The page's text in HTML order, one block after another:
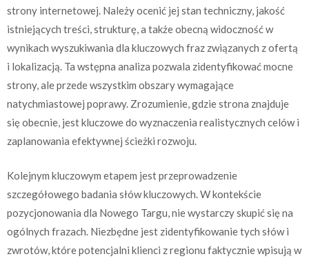
strony internetowej. Należy ocenić jej stan techniczny, jakość
istniejących treści, strukturę, a także obecną widoczność w
wynikach wyszukiwania dla kluczowych fraz związanych z ofertą
i lokalizacją. Ta wstępna analiza pozwala zidentyfikować mocne
strony, ale przede wszystkim obszary wymagające
natychmiastowej poprawy. Zrozumienie, gdzie strona znajduje
się obecnie, jest kluczowe do wyznaczenia realistycznych celów i
zaplanowania efektywnej ścieżki rozwoju.
Kolejnym kluczowym etapem jest przeprowadzenie
szczegółowego badania słów kluczowych. W kontekście
pozycjonowania dla Nowego Targu, nie wystarczy skupić się na
ogólnych frazach. Niezbędne jest zidentyfikowanie tych słów i
zwrotów, które potencjalni klienci z regionu faktycznie wpisują w